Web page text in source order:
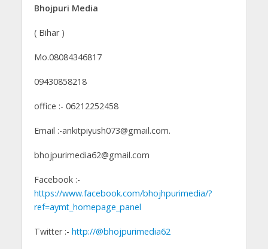
Bhojpuri Media
( Bihar )
Mo.08084346817
09430858218
office :- 06212252458
Email :-ankitpiyush073@gmail.com.
bhojpurimedia62@gmail.com
Facebook :-
https://www.facebook.com/bhojhpurimedia/?
ref=aymt_homepage_panel
Twitter :- http://@bhojpurimedia62